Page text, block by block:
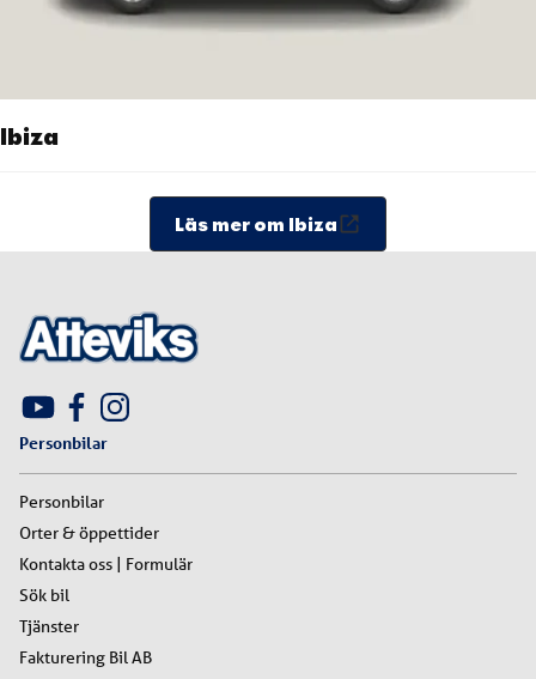
Ibiza
Läs mer om Ibiza
Personbilar
Personbilar
Orter & öppettider
Kontakta oss | Formulär
Sök bil
Tjänster
Fakturering Bil AB